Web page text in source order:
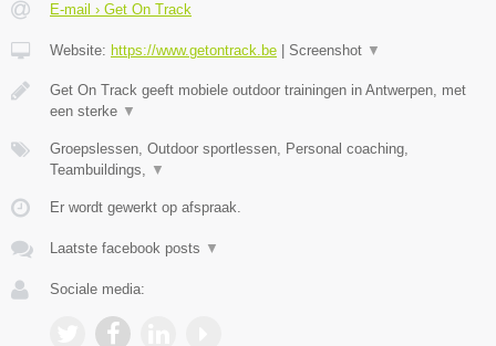
E-mail › Get On Track
Website: https://www.getontrack.be Screenshot ▼
Get On Track geeft mobiele outdoor trainingen in Antwerpen, met
een sterke ▼
Groepslessen, Outdoor sportlessen, Personal coaching,
Teambuildings, ▼
Er wordt gewerkt op afspraak.
Laatste facebook posts ▼
Sociale media: